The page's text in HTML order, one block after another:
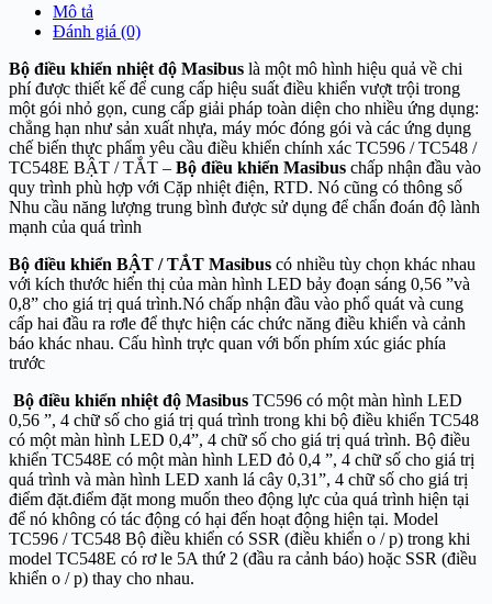
Mô tả
Đánh giá (0)
Bộ điều khiển nhiệt độ Masibus là một mô hình hiệu quả về chi
phí được thiết kế để cung cấp hiệu suất điều khiển vượt trội trong
một gói nhỏ gọn, cung cấp giải pháp toàn diện cho nhiều ứng dụng:
chẳng hạn như sản xuất nhựa, máy móc đóng gói và các ứng dụng
chế biến thực phẩm yêu cầu điều khiển chính xác TC596 / TC548 /
TC548E BẬT / TẮT – Bộ điều khiển Masibus chấp nhận đầu vào
quy trình phù hợp với Cặp nhiệt điện, RTD. Nó cũng có thông số
Nhu cầu năng lượng trung bình được sử dụng để chẩn đoán độ lành
mạnh của quá trình
Bộ điều khiển BẬT / TẮT Masibus có nhiều tùy chọn khác nhau
với kích thước hiển thị của màn hình LED bảy ​​đoạn sáng 0,56 ”và
0,8” cho giá trị quá trình.Nó chấp nhận đầu vào phổ quát và cung
cấp hai đầu ra rơle để thực hiện các chức năng điều khiển và cảnh
báo khác nhau. Cấu hình trực quan với bốn phím xúc giác phía
trước
Bộ điều khiển nhiệt độ Masibus TC596 có một màn hình LED
0,56 ”, 4 chữ số cho giá trị quá trình trong khi bộ điều khiển TC548
có một màn hình LED 0,4”, 4 chữ số cho giá trị quá trình. Bộ điều
khiển TC548E có một màn hình LED đỏ 0,4 ”, 4 chữ số cho giá trị
quá trình và màn hình LED xanh lá cây 0,31”, 4 chữ số cho giá trị
điểm đặt.điểm đặt mong muốn theo động lực của quá trình hiện tại
để nó không có tác động có hại đến hoạt động hiện tại. Model
TC596 / TC548 Bộ điều khiển có SSR (điều khiển o / p) trong khi
model TC548E có rơ le 5A thứ 2 (đầu ra cảnh báo) hoặc SSR (điều
khiển o / p) thay cho nhau.